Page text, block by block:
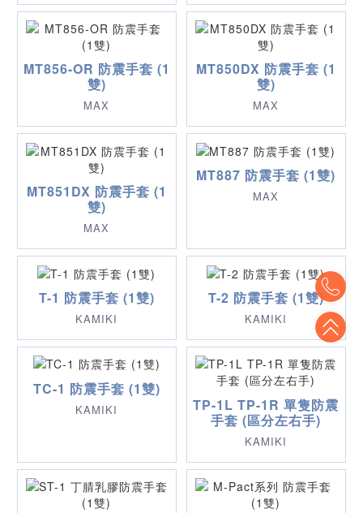
MT856-OR 防震手套 (1
雙)
MAX
MT850DX 防震手套 (1
雙)
MAX
MT851DX 防震手套 (1
雙)
MAX
MT887 防震手套 (1雙)
MAX
T-1 防震手套 (1雙)
KAMIKI
T-2 防震手套 (1雙)
KAMIKI
TC-1 防震手套 (1雙)
KAMIKI
TP-1L TP-1R 單隻防震
手套 (區分左右手)
KAMIKI